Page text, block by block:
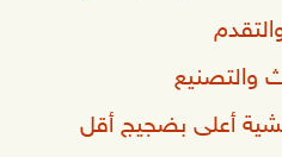
والتصنيع
أعلى بضجيج أقل